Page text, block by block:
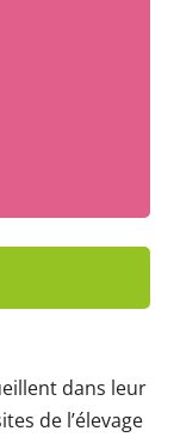
dans leur
de l’élevage